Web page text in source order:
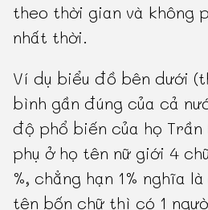
theo thời gian và không
nhất thời.
Ví dụ biểu đồ bên dưới
bình gần đúng của cả
độ phổ biến của họ
phụ ở họ tên nữ giới 4
%, chẳng hạn 1% nghĩa
tên bốn chữ thì có 1